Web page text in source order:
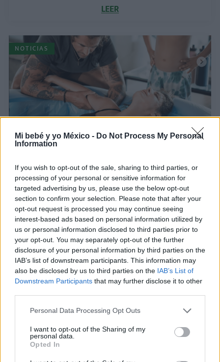
Mi bebé y yo México - Do Not Process My Personal
Information
If you wish to opt-out of the sale, sharing to third parties, or
processing of your personal or sensitive information for
targeted advertising by us, please use the below opt-out
section to confirm your selection. Please note that after your
opt-out request is processed you may continue seeing
interest-based ads based on personal information utilized by
us or personal information disclosed to third parties prior to
your opt-out. You may separately opt-out of the further
disclosure of your personal information by third parties on the
IAB’s list of downstream participants. This information may
also be disclosed by us to third parties on the IAB’s List of
Downstream Participants that may further disclose it to other
Personal Data Processing Opt Outs
I want to opt-out of the Sharing of my
personal data.
Opted In
LEER
NOTICIAS
Renaud recibió a su hijo
LEER
NOTICIAS
Ciencia revela la verdad: relación entre el
autismo y género